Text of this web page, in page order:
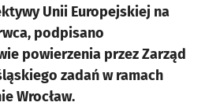
Unii Europejskiej na
podpisano
powierzenia przez Zarząd
zadań w ramach
Wrocław.